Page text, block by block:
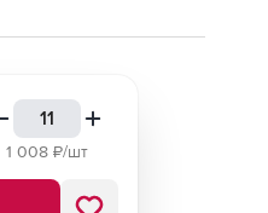
1 008 ₽/шт